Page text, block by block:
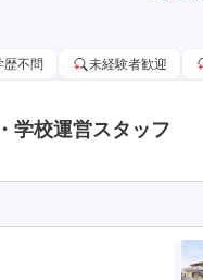
歴不問 未経験者歓迎
学校運営スタッフ